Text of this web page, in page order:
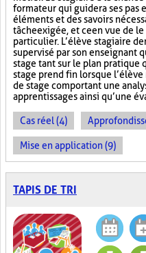
formateur qui guidera ses pas
éléments et des savoirs
tâche exigée, et ce en vue de
particulier. L’élève stagiaire
supervisé par son enseignant
stage tant sur le plan pratique
stage prend fin lorsque
de stage comportant une
apprentissages ainsi qu’une
Cas réel (4)
Mise en application (9)
TAPIS DE TRI